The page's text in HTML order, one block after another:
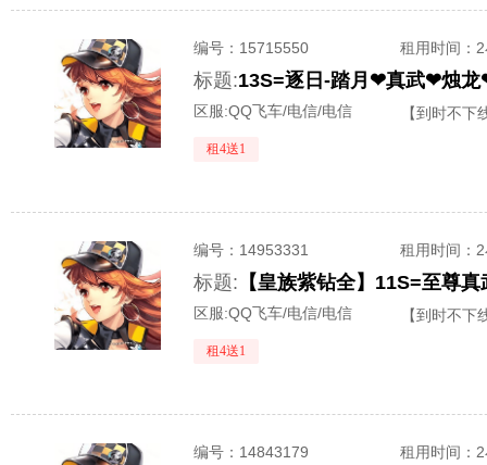
编号： 15715550 租用时间 ：
标题:
区服:QQ飞车/电信/电信 【到时不下
租4送1
编号： 14953331 租用时间 ：
标题:
区服:QQ飞车/电信/电信 【到时不下
租4送1
编号： 14843179 租用时间 ：